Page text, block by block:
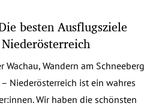
besten Ausflugsziele
Wandern am Schneeberg
Niederösterreich ist ein wahres
Wir haben die schönsten